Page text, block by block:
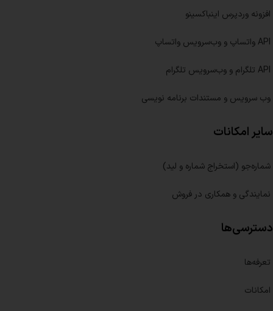
افزونه وردپرس اینباکسینو
API واتساپ و وب‌سرویس واتساپ
API تلگرام و وب‌سرویس تلگرام
وب سرویس و مستندات برنامه نویسی
سایر امکانات
شماره‌جو (استخراج شماره و لید)
نمایندگی و همکاری در فروش
دسترسی‌ها
تعرفه‌ها
امکانات